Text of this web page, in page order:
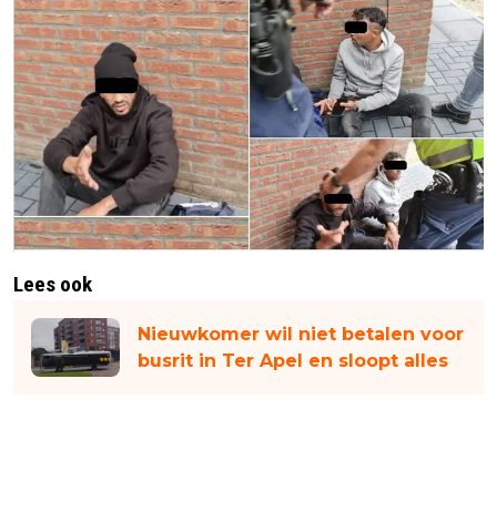
Lees ook
Nieuwkomer wil niet betalen voor
busrit in Ter Apel en sloopt alles